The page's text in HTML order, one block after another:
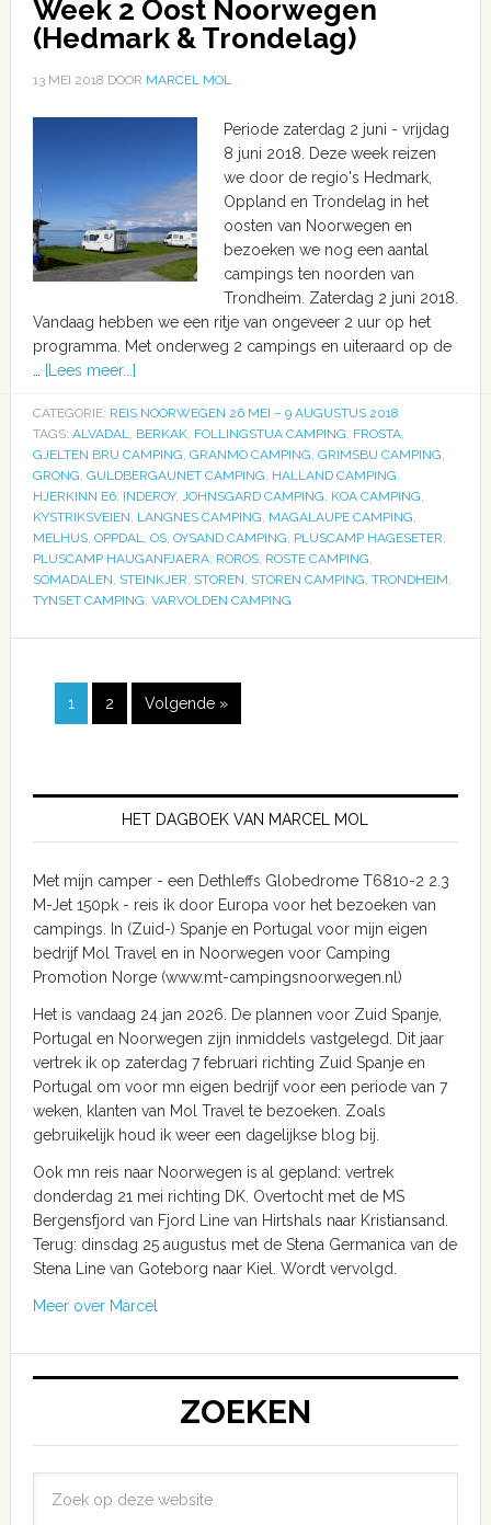
Week 2 Oost Noorwegen
(Hedmark & Trondelag)
13 MEI 2018 DOOR MARCEL MOL
Periode zaterdag 2 juni - vrijdag
8 juni 2018. Deze week reizen
we door de regio's Hedmark,
Oppland en Trondelag in het
oosten van Noorwegen en
bezoeken we nog een aantal
campings ten noorden van
Trondheim. Zaterdag 2 juni 2018.
Vandaag hebben we een ritje van ongeveer 2 uur op het
programma. Met onderweg 2 campings en uiteraard op de
[Lees meer...]
CATEGORIE: REIS NOORWEGEN 26 MEI – 9 AUGUSTUS 2018
TAGS: ALVADAL, BERKAK, FOLLINGSTUA CAMPING, FROSTA,
GJELTEN BRU CAMPING, GRANMO CAMPING, GRIMSBU CAMPING,
GRONG, GULDBERGAUNET CAMPING, HALLAND CAMPING,
HJERKINN E6, INDEROY, JOHNSGARD CAMPING, KOA CAMPING,
KYSTRIKSVEIEN, LANGNES CAMPING, MAGALAUPE CAMPING,
MELHUS, OPPDAL, OS, OYSAND CAMPING, PLUSCAMP HAGESETER,
PLUSCAMP HAUGANFJAERA, ROROS, ROSTE CAMPING,
SOMADALEN, STEINKJER, STOREN, STOREN CAMPING, TRONDHEIM,
TYNSET CAMPING, VARVOLDEN CAMPING
1 2 Volgende »
HET DAGBOEK VAN MARCEL MOL
Met mijn camper - een Dethleffs Globedrome T6810-2 2.3
M-Jet 150pk - reis ik door Europa voor het bezoeken van
campings. In (Zuid-) Spanje en Portugal voor mijn eigen
bedrijf Mol Travel en in Noorwegen voor Camping
Promotion Norge (www.mt-campingsnoorwegen.nl)
Het is vandaag 24 jan 2026. De plannen voor Zuid Spanje,
Portugal en Noorwegen zijn inmiddels vastgelegd. Dit jaar
vertrek ik op zaterdag 7 februari richting Zuid Spanje en
Portugal om voor mn eigen bedrijf voor een periode van 7
weken, klanten van Mol Travel te bezoeken. Zoals
gebruikelijk houd ik weer een dagelijkse blog bij.
Ook mn reis naar Noorwegen is al gepland: vertrek
donderdag 21 mei richting DK. Overtocht met de MS
Bergensfjord van Fjord Line van Hirtshals naar Kristiansand.
Terug: dinsdag 25 augustus met de Stena Germanica van de
Stena Line van Goteborg naar Kiel. Wordt vervolgd.
Meer over Marcel
ZOEKEN